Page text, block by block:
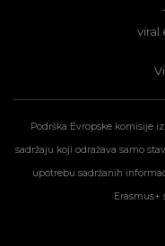
Podrška Evropske komisije
sadržaju koji odražava samo
upotrebu sadržanih
Erasmus+